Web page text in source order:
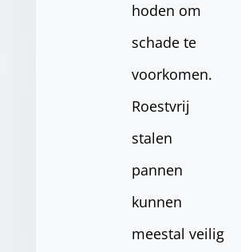
hoden om
schade te
voorkomen.
Roestvrij
stalen
pannen
kunnen
meestal veilig